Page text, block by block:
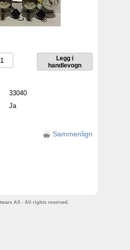
33040
Ja
Sammenlign
AS - All rights reserved.